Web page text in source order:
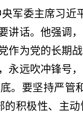
军委主席习近
话。他强调
作为党的长期
永远吹冲锋号
。要坚持严管
的积极性、主